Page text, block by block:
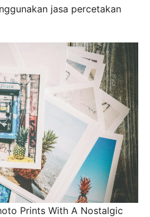
jasa percetakan
Prints With A Nostalgic